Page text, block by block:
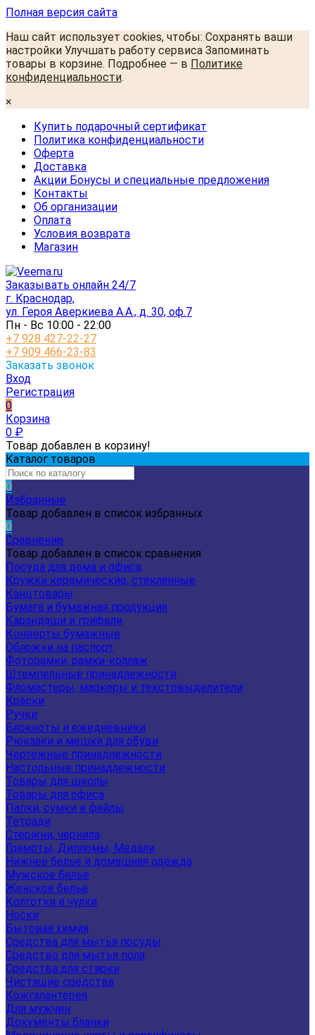
Полная версия сайта
Наш сайт использует cookies, чтобы: Сохранять ваши
настройки Улучшать работу сервиса Запоминать
товары в корзине. Подробнее — в Политике
конфиденциальности.
×
Купить подарочный сертификат
Политика конфиденциальности
Оферта
Доставка
Акции Бонусы и специальные предложения
Контакты
Об организации
Оплата
Условия возврата
Магазин
Заказывать онлайн 24/7
г. Краснодар,
ул. Героя Аверкиева А.А., д. 30, оф.7
Пн - Вс 10:00 - 22:00
+7 928 427-22-27
+7 909 466-23-83
Заказать звонок
Вход
Регистрация
0
Корзина
0 ₽
Товар добавлен в корзину!
Каталог товаров
0
Избранные
Товар добавлен в список избранных
0
Сравнение
Товар добавлен в список сравнения
Посуда для дома и офиса
Кружки керамические, стеклянные
Канцтовары
Бумага и бумажная продукция
Карандаши и грифели
Конверты бумажные
Обложки на паспорт
Фоторамки, рамки-коллаж
Штемпельные принадлежности
Фломастеры, маркеры и текстовыделители
Краски
Ручки
Блокноты и ежедневники
Рюкзаки и мешки для обуви
Чертежные принадлежности
Настольные принадлежности
Товары для школы
Товары для офиса
Папки, сумки и файлы
Тетради
Стержни, чернила
Грамоты, Дипломы, Медали
Нижнее белье и домашняя одежда
Мужское белье
Женское белье
Колготки и чулки
Носки
Бытовая химия
Средства для мытья посуды
Средство для мытья пола
Средства для стирки
Чистящие средства
Кожгалантерея
Для мужчин
Документы бланки